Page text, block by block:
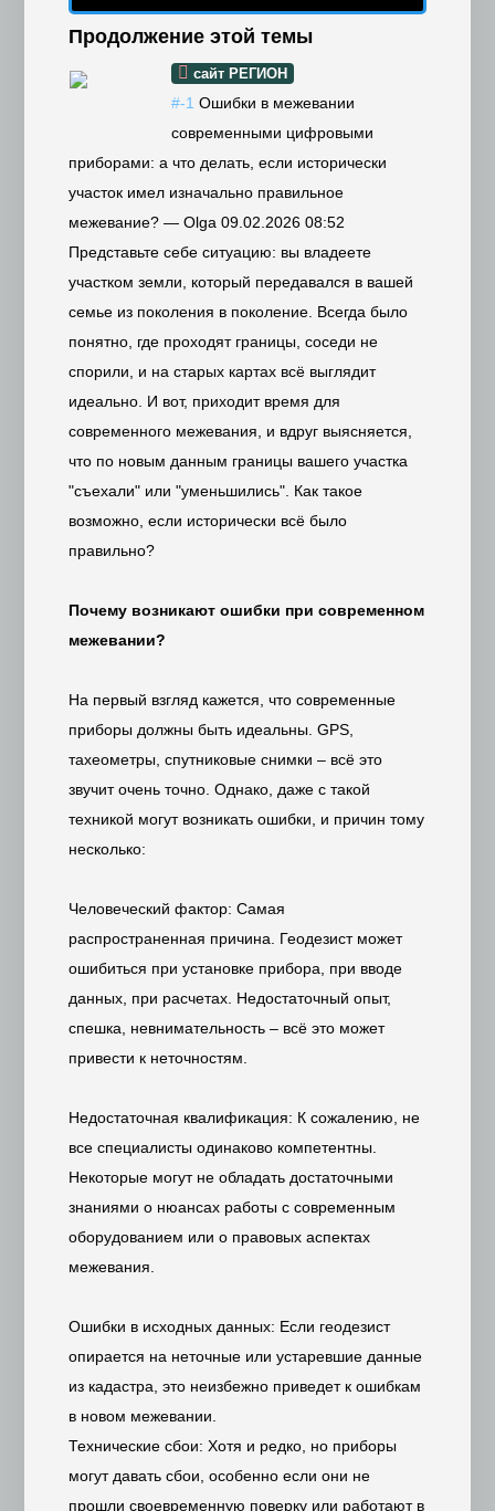
Продолжение этой темы
сайт РЕГИОН
#-1 Ошибки в межевании
современными цифровыми
приборами: а что делать, если исторически
участок имел изначально правильное
межевание? —Olga 09.02.2026 08:52
Представьте себе ситуацию: вы владеете
участком земли, который передавался в вашей
семье из поколения в поколение. Всегда было
понятно, где проходят границы, соседи не
спорили, и на старых картах всё выглядит
идеально. И вот, приходит время для
современного межевания, и вдруг выясняется,
что по новым данным границы вашего участка
"съехали" или "уменьшились". Как такое
возможно, если исторически всё было
правильно?
Почему возникают ошибки при современном
межевании?
На первый взгляд кажется, что современные
приборы должны быть идеальны. GPS,
тахеометры, спутниковые снимки – всё это
звучит очень точно. Однако, даже с такой
техникой могут возникать ошибки, и причин тому
несколько:
Человеческий фактор: Самая
распространенная причина. Геодезист может
ошибиться при установке прибора, при вводе
данных, при расчетах. Недостаточный опыт,
спешка, невнимательность – всё это может
привести к неточностям.
Недостаточная квалификация: К сожалению, не
все специалисты одинаково компетентны.
Некоторые могут не обладать достаточными
знаниями о нюансах работы с современным
оборудованием или о правовых аспектах
межевания.
Ошибки в исходных данных: Если геодезист
опирается на неточные или устаревшие данные
из кадастра, это неизбежно приведет к ошибкам
в новом межевании.
Технические сбои: Хотя и редко, но приборы
могут давать сбои, особенно если они не
прошли своевременную поверку или работают в